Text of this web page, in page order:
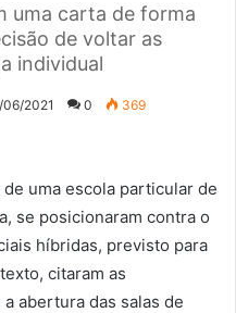
uma carta de forma
de voltar as
individual
2021 0 369
uma escola particular de
se posicionaram contra o
híbridas, previsto para
citaram as
abertura das salas de